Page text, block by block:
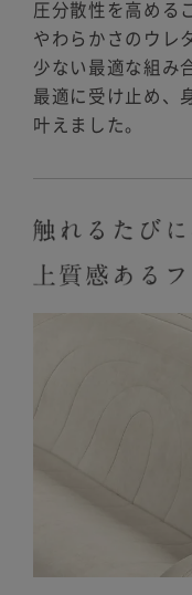
圧分散性を高める
やわらかさのウレ
少ない最適な組み
最適に受け止め、
叶えました。